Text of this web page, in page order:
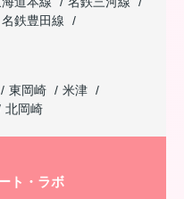
名鉄豊田線
東岡崎
米津
北岡崎
ト・ラボ